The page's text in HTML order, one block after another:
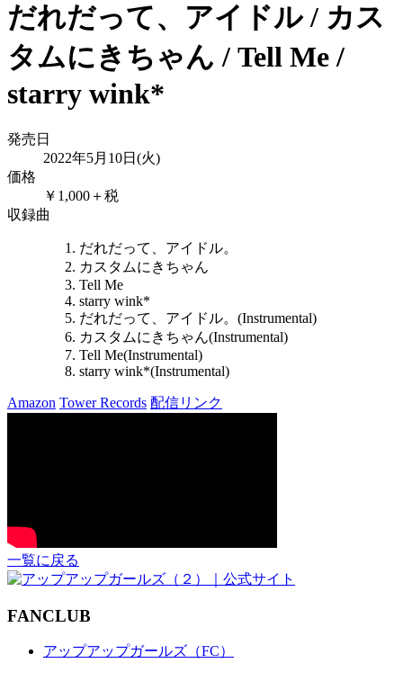
だれだって、アイドル / カス
タムにきちゃん / Tell Me /
starry wink*
発売日
2022年5月10日(火)
価格
￥1,000＋税
収録曲
だれだって、アイドル。
カスタムにきちゃん
Tell Me
starry wink*
だれだって、アイドル。(Instrumental)
カスタムにきちゃん(Instrumental)
Tell Me(Instrumental)
starry wink*(Instrumental)
Amazon Tower Records 配信リンク
一覧に戻る
FANCLUB
アップアップガールズ（FC）